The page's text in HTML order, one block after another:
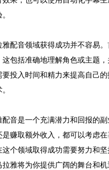
雅配音领域获得成功并不容易
包括准确地理解角色或主题
要投入时间和精力来提高自己
配音是一个充满潜力和回报的
赚取额外收入，都可以考虑
这个领域取得成功需要努力和
雅将为你提供广阔的舞台和机